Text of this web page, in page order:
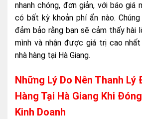
nhanh chóng, đơn giản, với báo giá
có bất kỳ khoản phí ẩn nào.
đảm bảo rằng bạn sẽ cảm thấy hài
mình và nhận được giá trị cao
nhà hàng tại Hà Giang.
Những Lý Do Nên Thanh Lý
Hàng Tại Hà Giang Khi
Kinh Doanh